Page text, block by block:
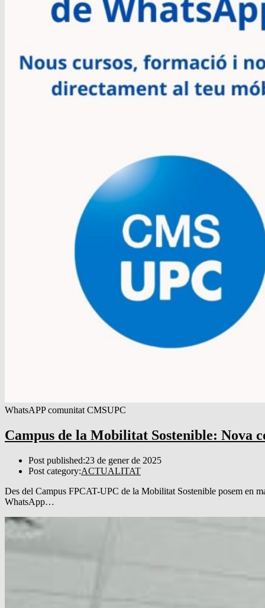
WhatsAPP comunitat CMSUPC
Campus de la Mobilitat Sostenible: Nova
Post published:23 de gener de 2025
Post category:ACTUALITAT
Des del Campus FPCAT-UPC de la Mobilitat Sostenible posem en
WhatsApp…